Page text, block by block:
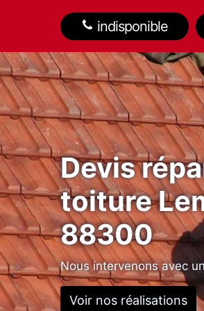
indisponible
Devis
toiture
88300
Nous intervenons avec
Voir nos réalisations